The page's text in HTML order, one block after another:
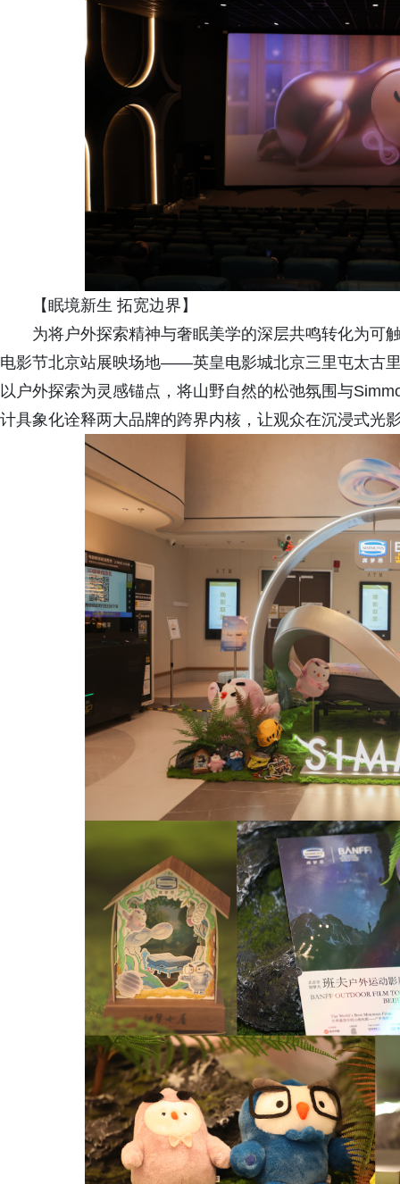
【眠境新生 拓宽边界】
为将户外探索精神与奢眠美学的深层共鸣转化为可
电影节北京站展映场地——英皇电影城北京三里屯太古
以户外探索为灵感锚点，将山野自然的松弛氛围与
计具象化诠释两大品牌的跨界内核，让观众在沉浸式光